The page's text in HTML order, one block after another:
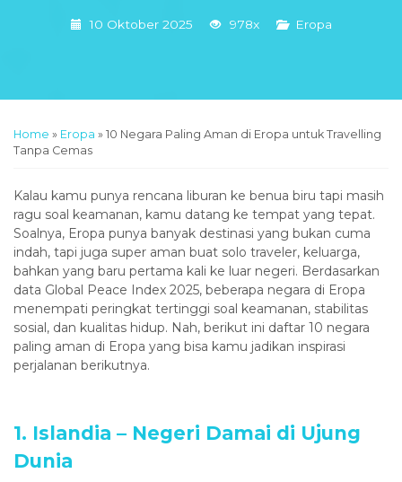
10 Oktober 2025 978x Eropa
Home » Eropa » 10 Negara Paling Aman di Eropa untuk Travelling
Tanpa Cemas
Kalau kamu punya rencana liburan ke benua biru tapi masih
ragu soal keamanan, kamu datang ke tempat yang tepat.
Soalnya, Eropa punya banyak destinasi yang bukan cuma
indah, tapi juga super aman buat solo traveler, keluarga,
bahkan yang baru pertama kali ke luar negeri. Berdasarkan
data Global Peace Index 2025, beberapa negara di Eropa
menempati peringkat tertinggi soal keamanan, stabilitas
sosial, dan kualitas hidup. Nah, berikut ini daftar 10 negara
paling aman di Eropa yang bisa kamu jadikan inspirasi
perjalanan berikutnya.
1. Islandia – Negeri Damai di Ujung
Dunia